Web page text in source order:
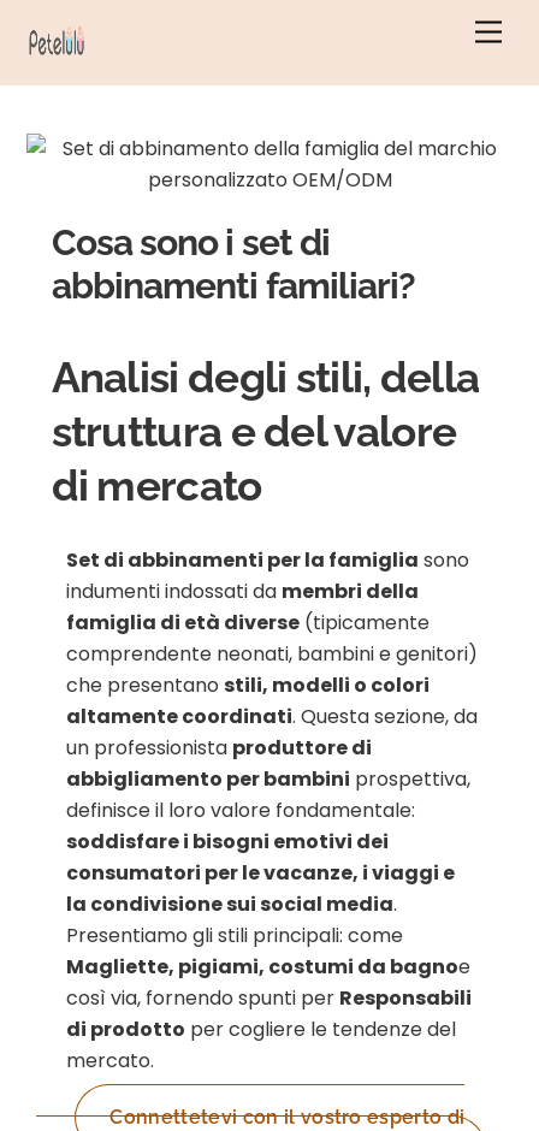
Cosa sono i set di
abbinamenti familiari?
Analisi degli stili, della
struttura e del valore
di mercato
Set di abbinamenti per la famiglia sono
indumenti indossati da membri della
famiglia di età diverse (tipicamente
comprendente neonati, bambini e genitori)
che presentano stili, modelli o colori
altamente coordinati. Questa sezione, da
un professionista produttore di
abbigliamento per bambini prospettiva,
definisce il loro valore fondamentale:
soddisfare i bisogni emotivi dei
consumatori per le vacanze, i viaggi e
la condivisione sui social media.
Presentiamo gli stili principali: come
Magliette, pigiami, costumi da bagnoe
così via, fornendo spunti per Responsabili
di prodotto per cogliere le tendenze del
mercato.
Connettetevi con il vostro esperto di